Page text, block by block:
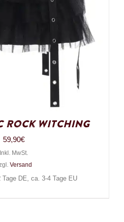
Rock Witching
59,90€
Inkl. MwSt.
Versand
Tage DE, ca. 3-4 Tage EU